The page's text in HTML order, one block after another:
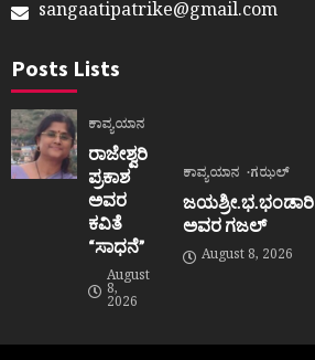
sangaatipatrike@gmail.com
Posts Lists
ಕಾವ್ಯಯಾನ
ರಾಜೇಶ್ವರಿ
ಪ್ರಕಾಶ
ಅವರ
ಕವಿತೆ
“ಸಾಧನೆ”
August
8,
2026
ಕಾವ್ಯಯಾನ ಗಝಲ್
ಜಯಶ್ರೀ.ಭ.ಭಂಡಾರಿ
ಅವರ ಗಜಲ್
August 8, 2026